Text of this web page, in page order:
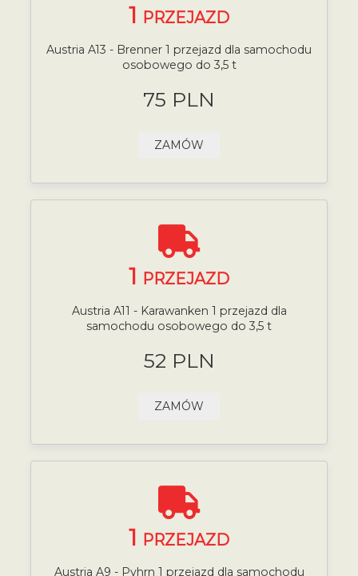
1 PRZEJAZD
Austria A13 - Brenner 1 przejazd dla samochodu
osobowego do 3,5 t
75 PLN
ZAMÓW
1 PRZEJAZD
Austria A11 - Karawanken 1 przejazd dla
samochodu osobowego do 3,5 t
52 PLN
ZAMÓW
1 PRZEJAZD
Austria A9 - Pyhrn 1 przejazd dla samochodu